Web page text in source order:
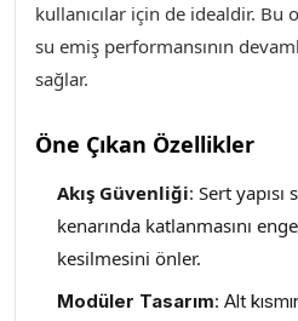
kullanıcılar için de idealdir.
su emiş performansının
sağlar.
Öne Çıkan Özellikler
Akış Güvenliği: Sert
kenarında katlanmasını
kesilmesini önler.
Modüler Tasarım: Alt